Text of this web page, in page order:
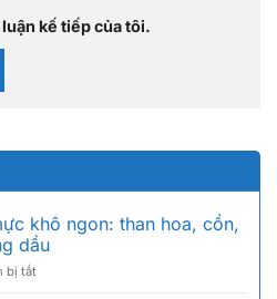
kế tiếp của tôi.
khô ngon: than hoa, cồn,
dầu
bị tắtở